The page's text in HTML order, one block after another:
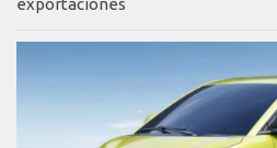
exportaciones